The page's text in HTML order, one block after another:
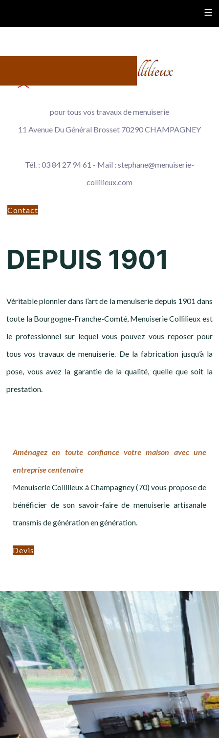
≡
pour tous vos travaux de menuiserie
11 Avenue Du Général Brosset 70290 CHAMPAGNEY
Tél. : 03 84 27 94 61 - Mail : stephane@menuiserie-
collilieux.com
Contact
DEPUIS 1901
Véritable pionnier dans l’art de la menuiserie depuis 1901 dans
toute la Bourgogne-Franche-Comté, Menuiserie Collilieux est
le professionnel sur lequel vous pouvez vous reposer pour
tous vos travaux de menuiserie. De la fabrication jusqu’à la
pose, vous avez la garantie de la qualité, quelle que soit la
prestation.
Aménagez en toute confiance votre maison avec une
entreprise centenaire
Menuiserie Collilieux à Champagney (70) vous propose de
bénéficier de son savoir-faire de menuiserie artisanale
transmis de génération en génération.
Devis